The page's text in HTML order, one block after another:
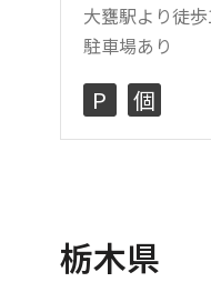
大甕駅より徒
駐車場あり
P 個
栃木県